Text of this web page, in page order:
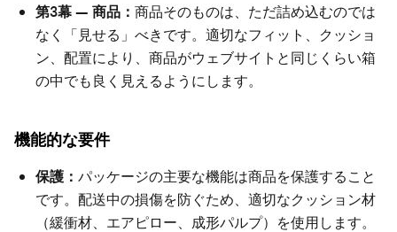
第3幕 — 商品： 商品そのものは、ただ詰め込むのでは
なく「見せる」べきです。適切なフィット、クッショ
ン、配置により、商品がウェブサイトと同じくらい箱
の中でも良く見えるようにします。
機能的な要件
保護： パッケージの主要な機能は商品を保護すること
です。配送中の損傷を防ぐため、適切なクッション材
（緩衝材、エアピロー、成形パルプ）を使用します。